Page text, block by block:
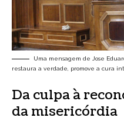
Uma mensagem de Jose
restaura a verdade, promove a cura
Da culpa à
da misericórdia